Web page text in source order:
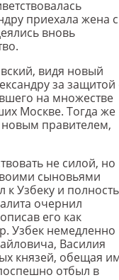
приехала жена с
вновь
видя новый
за защитой
на множестве
Москве. Тогда же
правителем,
не силой, но
сыновьями
Узбеку и
очернил
его как
Узбек немедленно
Василия
князей, обещая
отбыл в